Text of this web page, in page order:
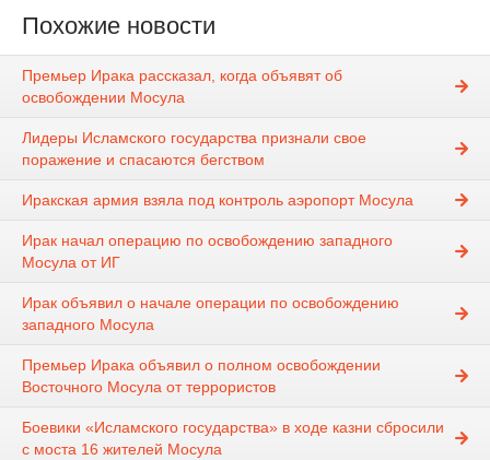
Похожие новости
Премьер Ирака рассказал, когда объявят об
освобождении Мосула
Лидеры Исламского государства признали свое
поражение и спасаются бегством
Иракская армия взяла под контроль аэропорт Мосула
Ирак начал операцию по освобождению западного
Мосула от ИГ
Ирак объявил о начале операции по освобождению
западного Мосула
Премьер Ирака объявил о полном освобождении
Восточного Мосула от террористов
Боевики «Исламского государства» в ходе казни сбросили
с моста 16 жителей Мосула